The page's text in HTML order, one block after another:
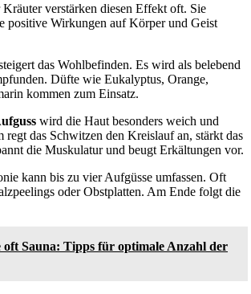
verstärken diesen Effekt oft. Sie
positive Wirkungen auf Körper und Geist
das Wohlbefinden. Es wird als belebend
Düfte wie Eukalyptus, Orange,
kommen zum Einsatz.
wird die Haut besonders weich und
regt das Schwitzen den Kreislauf an, stärkt das
die Muskulatur und beugt Erkältungen vor.
kann bis zu vier Aufgüsse umfassen. Oft
oder Obstplatten. Am Ende folgt die
oft Sauna: Tipps für optimale Anzahl der